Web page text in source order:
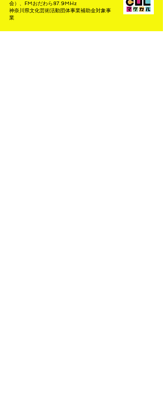
会）、FMおだわら87.9MHz
神奈川県文化芸術活動団体事業補助金対象事
業